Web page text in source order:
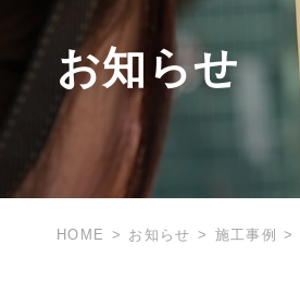
お知らせ
HOME お知らせ 施工事例